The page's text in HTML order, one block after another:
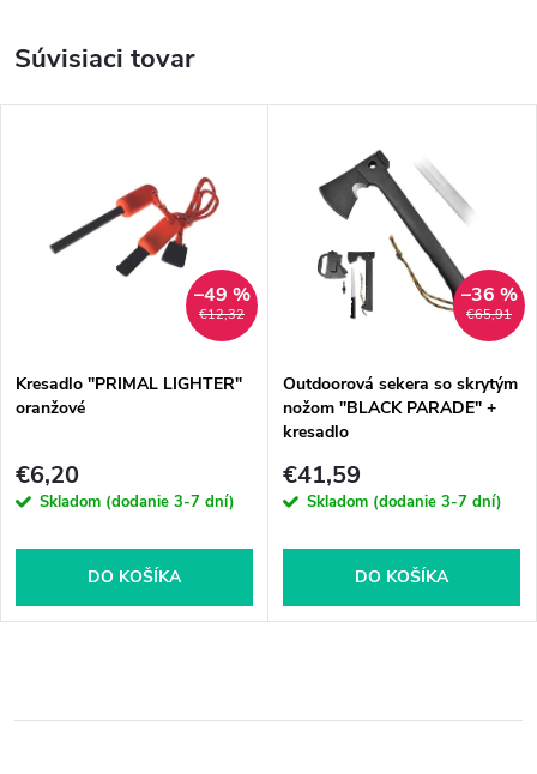
Súvisiaci tovar
€12,32
–49 %
Kresadlo "PRIMAL LIGHTER"
oranžové
€6,20
Skladom (dodanie 3-7 dní)
DO KOŠÍKA
€65,91
–36 %
Outdoorová sekera so skrytým
nožom "BLACK PARADE" +
kresadlo
€41,59
Skladom (dodanie 3-7 dní)
DO KOŠÍKA